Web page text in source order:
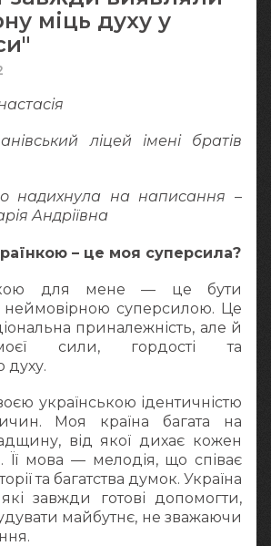
міць духу у
ліцей імені братів
надихнула на написання –
Андріївна
– це моя суперсила?
для мене — це бути
суперсилою. Це
приналежність, але й
сили, гордості та
духу.
українською ідентичністю
Моя країна багата на
від якої дихає кожен
Її мова — мелодія, що співає
та багатства думок. Україна
завжди готові допомогти,
майбутнє, не зважаючи